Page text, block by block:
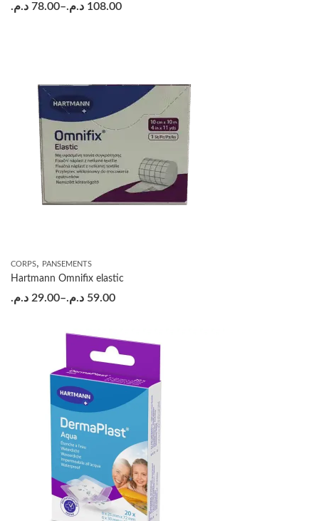
78.00 د.م. – 108.00 د.م.
CORPS, PANSEMENTS
Hartmann Omnifix elastic
29.00 د.م. – 59.00 د.م.